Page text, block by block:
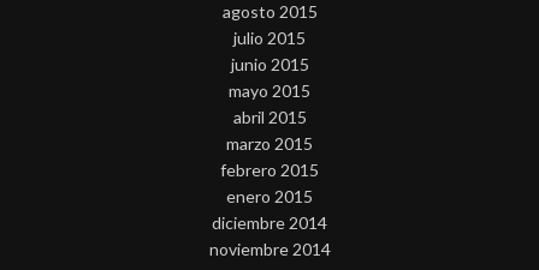
agosto 2015
julio 2015
junio 2015
mayo 2015
abril 2015
marzo 2015
febrero 2015
enero 2015
diciembre 2014
noviembre 2014